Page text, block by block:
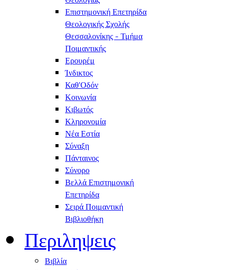
Επιστημονική Επετηρίδα
Θεολογικής Σχολής
Θεσσαλονίκης - Τμήμα
Ποιμαντικής
Ερουρέμ
Ίνδικτος
Καθ'Οδόν
Κοινωνία
Κιβωτός
Κληρονομία
Νέα Εστία
Σύναξη
Πάνταινος
Σύνορο
Βελλά Επιστημονική
Επετηρίδα
Σειρά Ποιμαντική
Βιβλιοθήκη
Περιληψεις
Βιβλία